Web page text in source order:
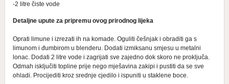
-2 litre čiste vode
Detaljne upute za pripremu ovog prirodnog lijeka
Oprati limune i izrezati ih na komade. Oguliti češnjak i obraditi ga s
limunom i đumbirom u blenderu. Dodati izmiksanu smjesu u metalni
lonac. Dodati 2 litre vode i zagrijati sve zajedno dok skoro ne proključa.
Odmah isključiti topline prije nego mješavina zakipi i pustiti da se sve
ohladi. Procijediti kroz srednje cjedilo i ispuniti u staklene boce.